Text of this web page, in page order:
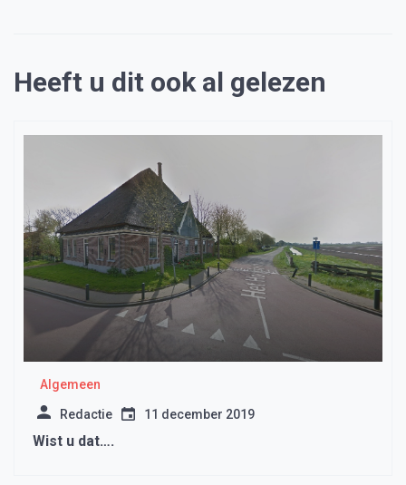
Heeft u dit ook al gelezen
Algemeen
Redactie 11 december 2019
Wist u dat….